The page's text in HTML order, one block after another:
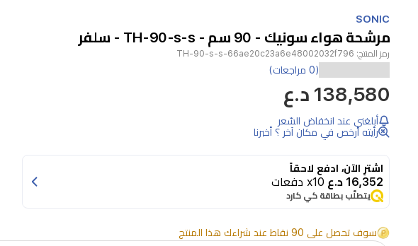
1
1
SONIC
مرشحة هواء سونيك - 90 سم - TH-90-s-s - سلفر
رمز المنتج: TH-90-s-s-66ae20c23a6e48002032f796
(0 مراجعات)
138,580 د.ع
أبلغني عند انخفاض السّعر
رأيته أرخص في مكان آخر ؟ أخبرنا
اشترِ الآن، ادفع لاحقاً
16,352 د.ع x10 دفعات
يتطلّب بطاقة كي كارد
سوف تحصل على 90 نقاط عند شراءك هذا المنتج